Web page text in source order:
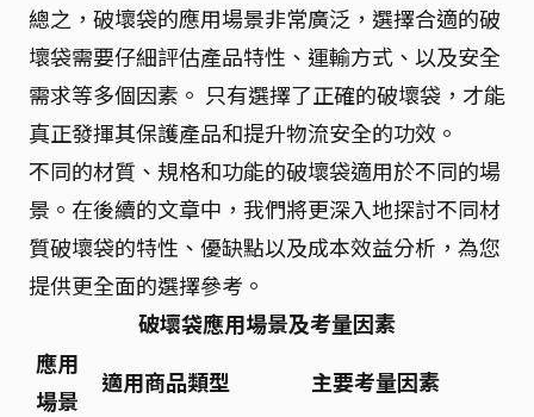
總之，破壞袋的應用場景非常廣泛，選擇合適的破
壞袋需要仔細評估產品特性、運輸方式、以及安全
需求等多個因素。 只有選擇了正確的破壞袋，才能
真正發揮其保護產品和提升物流安全的功效。
不同的材質、規格和功能的破壞袋適用於不同的場
景。在後續的文章中，我們將更深入地探討不同材
質破壞袋的特性、優缺點以及成本效益分析，為您
提供更全面的選擇參考。
破壞袋應用場景及考量因素
應用
場景
適用商品類型 主要考量因素